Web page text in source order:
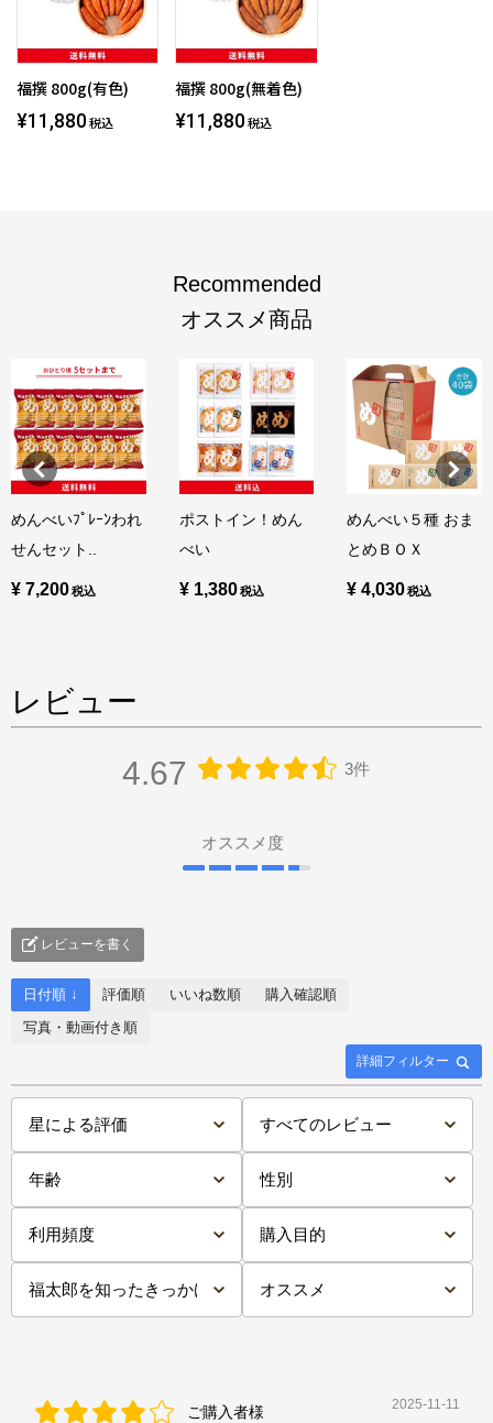
福撰 800g(有色)
¥11,880 税込
福撰 800g(無着色)
¥11,880 税込
Recommended
オススメ商品
めんべいﾌﾟﾚｰﾝわれ
せんセット..
¥ 7,200
ポストイン！めん
べい
¥ 1,380
めんべい５種 おま
とめＢＯＸ
¥ 4,030
レビュー
4.67 3件
オススメ度
レビューを書く
詳細フィルター
日付順 ↓ 評価順 いいね数順
購入確認順
写真・動画付き順
ご購入者様 2025-11-11